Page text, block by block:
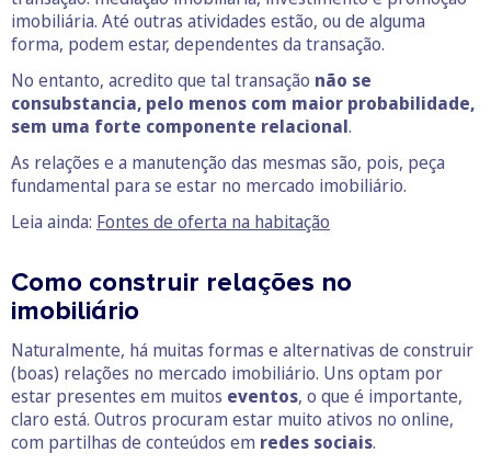
imobiliária. Até outras atividades estão, ou de alguma
forma, podem estar, dependentes da transação.
No entanto, acredito que tal transação não se
consubstancia, pelo menos com maior probabilidade,
sem uma forte componente relacional.
As relações e a manutenção das mesmas são, pois, peça
fundamental para se estar no mercado imobiliário.
Leia ainda: Fontes de oferta na habitação
Como construir relações no
imobiliário
Naturalmente, há muitas formas e alternativas de construir
(boas) relações no mercado imobiliário. Uns optam por
estar presentes em muitos eventos, o que é importante,
claro está. Outros procuram estar muito ativos no online,
com partilhas de conteúdos em redes sociais.